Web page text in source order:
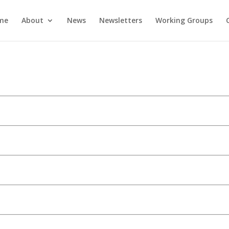
About News Newsletters Working Groups